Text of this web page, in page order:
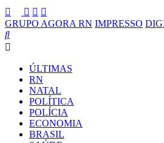
GRUPO AGORA RN IMPRESSO
ÚLTIMAS
RN
NATAL
POLÍTICA
POLÍCIA
ECONOMIA
BRASIL